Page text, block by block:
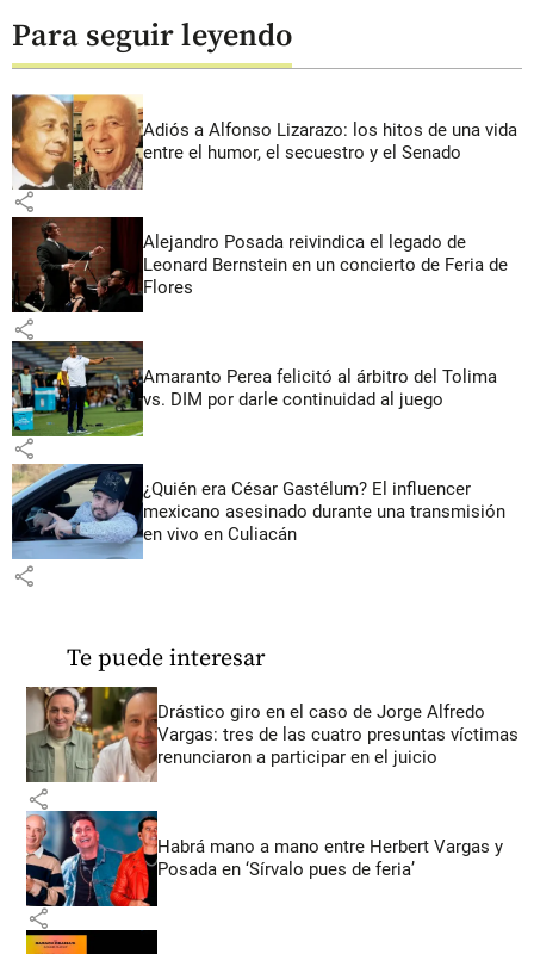
Para seguir leyendo
Adiós a Alfonso Lizarazo: los hitos de una vida
entre el humor, el secuestro y el Senado
share
Alejandro Posada reivindica el legado de
Leonard Bernstein en un concierto de Feria de
Flores
share
Amaranto Perea felicitó al árbitro del Tolima
vs. DIM por darle continuidad al juego
share
¿Quién era César Gastélum? El influencer
mexicano asesinado durante una transmisión
en vivo en Culiacán
share
Te puede interesar
Drástico giro en el caso de Jorge Alfredo
Vargas: tres de las cuatro presuntas víctimas
renunciaron a participar en el juicio
share
Habrá mano a mano entre Herbert Vargas y
Posada en ‘Sírvalo pues de feria’
share